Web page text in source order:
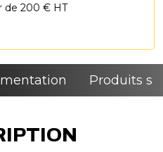
de 200 € HT
Produits